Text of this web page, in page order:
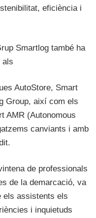
eficiència i
Smartlog també ha
als
AutoStore, Smart
Group, així com els
AMR (Autonomous
canviants i amb
de professionals
de la demarcació, va
els assistents els
i inquietuds